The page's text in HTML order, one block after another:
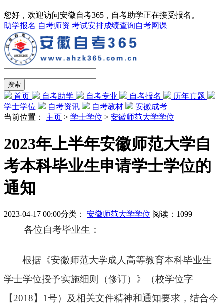
您好，欢迎访问安徽自考365，自考助学正在接受报名。
助学报名 自考师资 考试安排成绩查询自考网课
首页 自考助学 自考专业 自考报名
历年真题
学士学位
自考资讯 自考教材
安徽成考
当前位置： 主页 > 学士学位 > 安徽师范大学学位
2023年上半年安徽师范大学自
考本科毕业生申请学士学位的
通知
2023-04-17 00:00分类： 安徽师范大学学位 阅读： 1099
各位自考毕业生：
根据《安徽师范大学成人高等教育本科毕业生
学士学位授予实施细则（修订）》（校学位字
【2018】1号）及相关文件精神和通知要求，结合今